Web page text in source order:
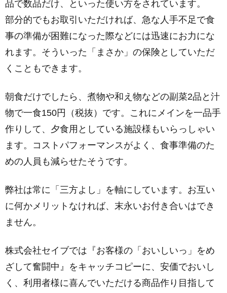
品で数品だけ、といった使い方をされています。
部分的でもお取引いただければ、急な人手不足で食
事の準備が困難になった際などには迅速にお力にな
れます。そういった「まさか」の保険としていただ
くこともできます。
朝食だけでしたら、煮物や和え物などの副菜2品と汁
物で一食150円（税抜）です。これにメインを一品手
作りして、夕食用としている施設様もいらっしゃい
ます。コストパフォーマンスがよく、食事準備のた
めの人員も減らせたそうです。
弊社は常に「三方よし」を軸にしています。お互い
に何かメリットなければ、末永いお付き合いはでき
ません。
株式会社セイブでは『お客様の「おいしいっ」をめ
ざして奮闘中』をキャッチコピーに、安価でおいし
く、利用者様に喜んでいただける商品作り目指して